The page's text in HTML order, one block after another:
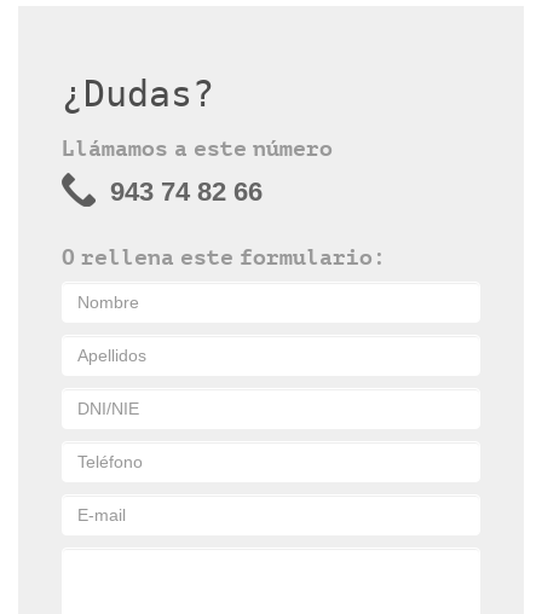
¿Dudas?
Llámamos a este número
943 74 82 66
O rellena este formulario: